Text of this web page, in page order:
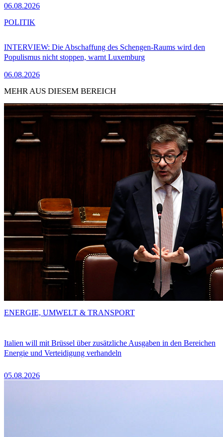
06.08.2026
INTERVIEW: Die Abschaffung des Schengen-Raums wird den
Populismus nicht stoppen, warnt Luxemburg
06.08.2026
POLITIK
MEHR AUS DIESEM BEREICH
Italien will mit Brüssel über zusätzliche Ausgaben in den Bereichen
Energie und Verteidigung verhandeln
05.08.2026
ENERGIE, UMWELT & TRANSPORT